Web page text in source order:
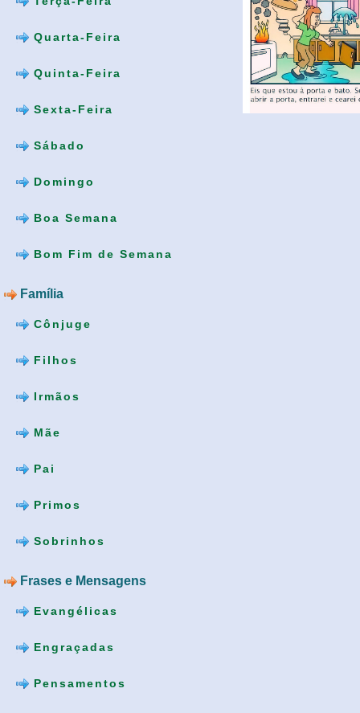
Quarta-Feira
Quinta-Feira
Sexta-Feira
Sábado
Domingo
Boa Semana
Bom Fim de Semana
Família
Cônjuge
Filhos
Irmãos
Mãe
Pai
Primos
Sobrinhos
Frases e Mensagens
Evangélicas
Engraçadas
Pensamentos